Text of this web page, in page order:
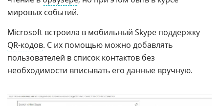
мировых событий.
Microsoft встроила в мобильный Skype поддержку
QR-кодов. С их помощью можно добавлять
пользователей в список контактов без
необходимости вписывать его данные вручную.